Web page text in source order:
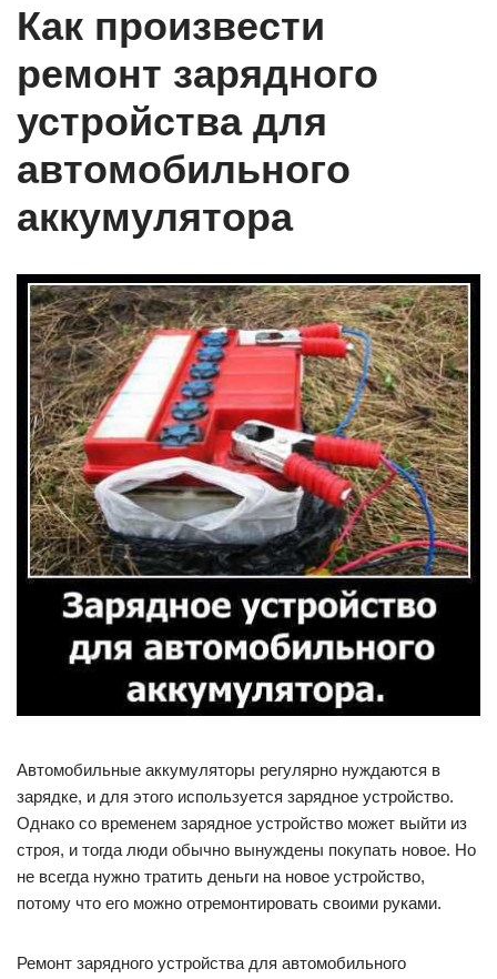
Как произвести
ремонт зарядного
устройства для
автомобильного
аккумулятора
Автомобильные аккумуляторы регулярно нуждаются в
зарядке, и для этого используется зарядное устройство.
Однако со временем зарядное устройство может выйти из
строя, и тогда люди обычно вынуждены покупать новое. Но
не всегда нужно тратить деньги на новое устройство,
потому что его можно отремонтировать своими руками.
Ремонт зарядного устройства для автомобильного